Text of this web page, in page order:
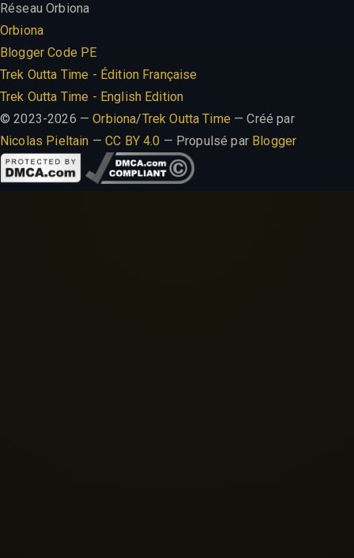
Réseau Orbiona
Orbiona
Blogger Code PE
Trek Outta Time - Édition Française
Trek Outta Time - English Edition
© 2023-2026 —Orbiona/Trek Outta Time — Créé par
Nicolas Pieltain —CC BY 4.0 — Propulsé par Blogger